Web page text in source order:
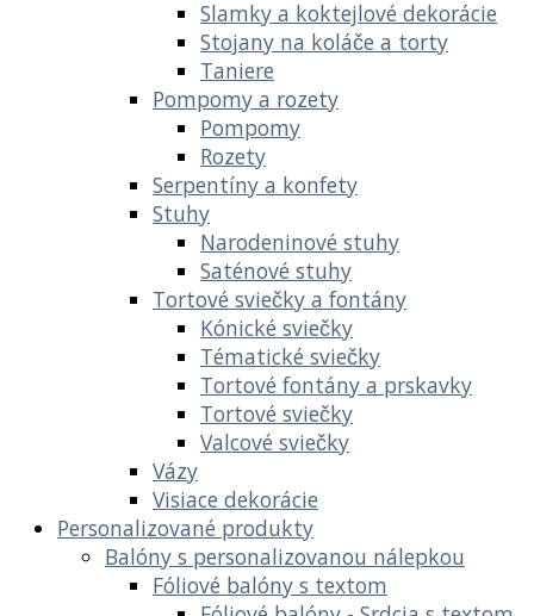
Slamky a koktejlové dekorácie
Stojany na koláče a torty
Taniere
Pompomy a rozety
Pompomy
Rozety
Serpentíny a konfety
Stuhy
Narodeninové stuhy
Saténové stuhy
Tortové sviečky a fontány
Kónické sviečky
Tématické sviečky
Tortové fontány a prskavky
Tortové sviečky
Valcové sviečky
Vázy
Visiace dekorácie
Personalizované produkty
Balóny s personalizovanou nálepkou
Fóliové balóny s textom